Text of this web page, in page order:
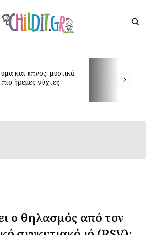
και ύπνος: μυστικά
πιο ήρεμες νύχτες
ο θηλασμός από τον